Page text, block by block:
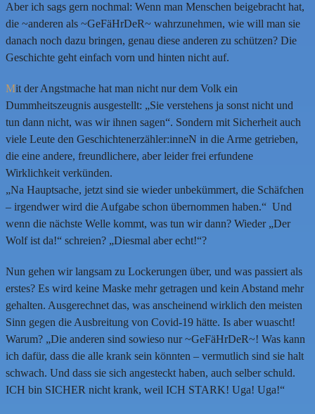
Aber ich sags gern nochmal: Wenn man Menschen beigebracht hat,
die ~anderen als ~GeFäHrDeR~ wahrzunehmen, wie will man sie
danach noch dazu bringen, genau diese anderen zu schützen? Die
Geschichte geht einfach vorn und hinten nicht auf.
Mit der Angstmache hat man nicht nur dem Volk ein
Dummheitszeugnis ausgestellt: „Sie verstehens ja sonst nicht und
tun dann nicht, was wir ihnen sagen“. Sondern mit Sicherheit auch
viele Leute den Geschichtenerzähler:inneN in die Arme getrieben,
die eine andere, freundlichere, aber leider frei erfundene
Wirklichkeit verkünden.
„Na Hauptsache, jetzt sind sie wieder unbekümmert, die Schäfchen
– irgendwer wird die Aufgabe schon übernommen haben.“ Und
wenn die nächste Welle kommt, was tun wir dann? Wieder „Der
Wolf ist da!“ schreien? „Diesmal aber echt!“?
Nun gehen wir langsam zu Lockerungen über, und was passiert als
erstes? Es wird keine Maske mehr getragen und kein Abstand mehr
gehalten. Ausgerechnet das, was anscheinend wirklich den meisten
Sinn gegen die Ausbreitung von Covid-19 hätte. Is aber wuascht!
Warum? „Die anderen sind sowieso nur ~GeFäHrDeR~! Was kann
ich dafür, dass die alle krank sein könnten – vermutlich sind sie halt
schwach. Und dass sie sich angesteckt haben, auch selber schuld.
ICH bin SICHER nicht krank, weil ICH STARK! Uga! Uga!“